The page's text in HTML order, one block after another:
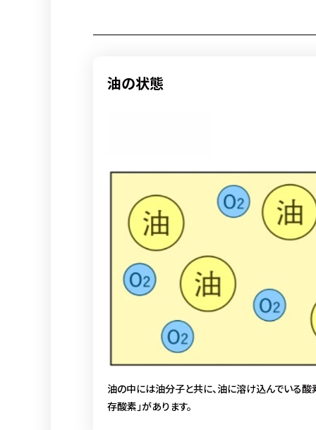
油の状態
油の中には油分子と共に、油に溶け込んでいる酸
存酸素」があります。